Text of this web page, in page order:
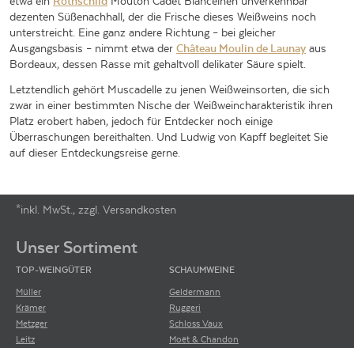
dezenten Süßenachhall, der die Frische dieses Weißweins noch
unterstreicht. Eine ganz andere Richtung – bei gleicher
Ausgangsbasis – nimmt etwa der Château Moulin de Launay aus
Bordeaux, dessen Rasse mit gehaltvoll delikater Säure spielt.
Letztendlich gehört Muscadelle zu jenen Weißweinsorten, die sich
zwar in einer bestimmten Nische der Weißweincharakteristik ihren
Platz erobert haben, jedoch für Entdecker noch einige
Überraschungen bereithalten. Und Ludwig von Kapff begleitet Sie
auf dieser Entdeckungsreise gerne.
*inkl. MwSt., zzgl. Versandkosten
Unser Sortiment
TOP-WEINGÜTER
Müller
Krämer
Metzger
Leitz
SCHAUMWEINE
Geldermann
Ruggeri
Schloss Vaux
Moët & Chandon